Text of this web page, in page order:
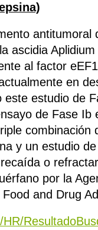
ascidia
al factor
en
este estudio de
de Fase Ib
combinación
y un estudio
o
por la
and Drug